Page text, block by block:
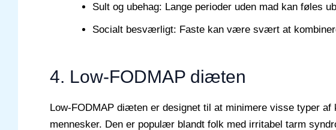
Sult og ubehag: Lange perioder uden mad kan føles
Socialt besværligt: Faste kan være svært at
4. Low-FODMAP diæten
Low-FODMAP diæten er designet til at minimere visse typer
mennesker. Den er populær blandt folk med irritabel tarm